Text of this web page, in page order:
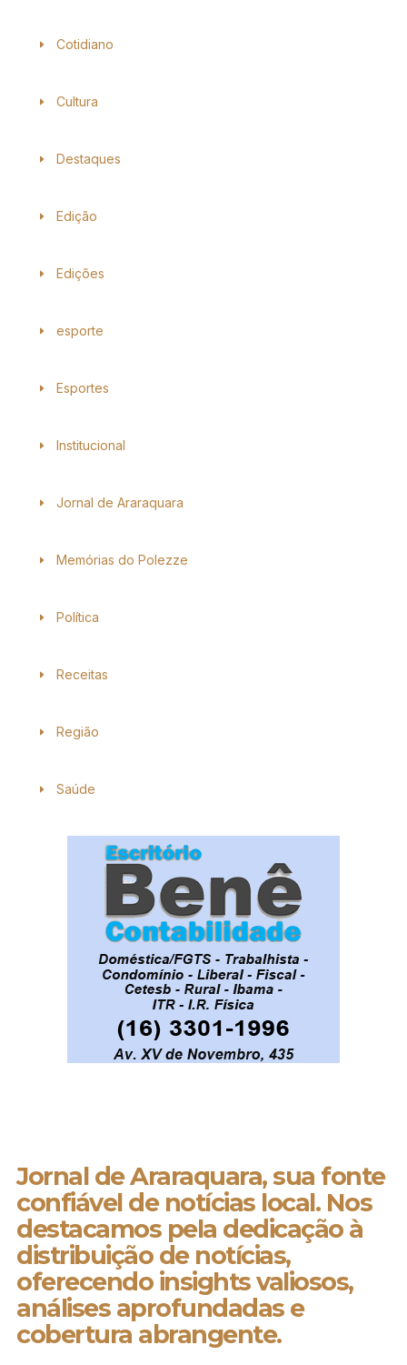
Cotidiano
Cultura
Destaques
Edição
Edições
esporte
Esportes
Institucional
Jornal de Araraquara
Memórias do Polezze
Política
Receitas
Região
Saúde
Jornal de Araraquara, sua fonte
confiável de notícias local. Nos
destacamos pela dedicação à
distribuição de notícias,
oferecendo insights valiosos,
análises aprofundadas e
cobertura abrangente.